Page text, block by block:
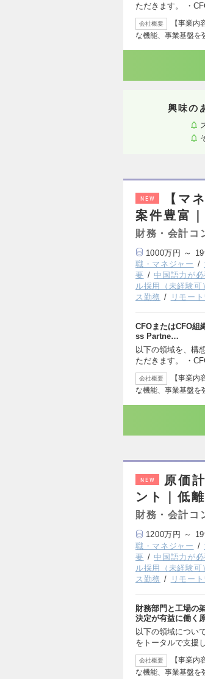
ただきます。 ・
会社概要
【事業
な機能、事業基盤を
興味の
NEW
【マ
案件豊富
財務・会計コ
1000万円 ～
職・マネジャー
要
中国語力が必
ル採用（未経験可
ス勤務
リモー
CFOまたはCFO組
ss Partne…
以下の領域を、構
ただきます。 ・
会社概要
【事業
な機能、事業基盤を
NEW
原価
ント｜低
財務・会計コ
1200万円 ～
職・マネジャー
要
中国語力が必
ル採用（未経験可
ス勤務
リモー
財務部門と工場の
決定が有益に働く
以下の領域につい
をトータルで支援
会社概要
【事業
な機能、事業基盤を